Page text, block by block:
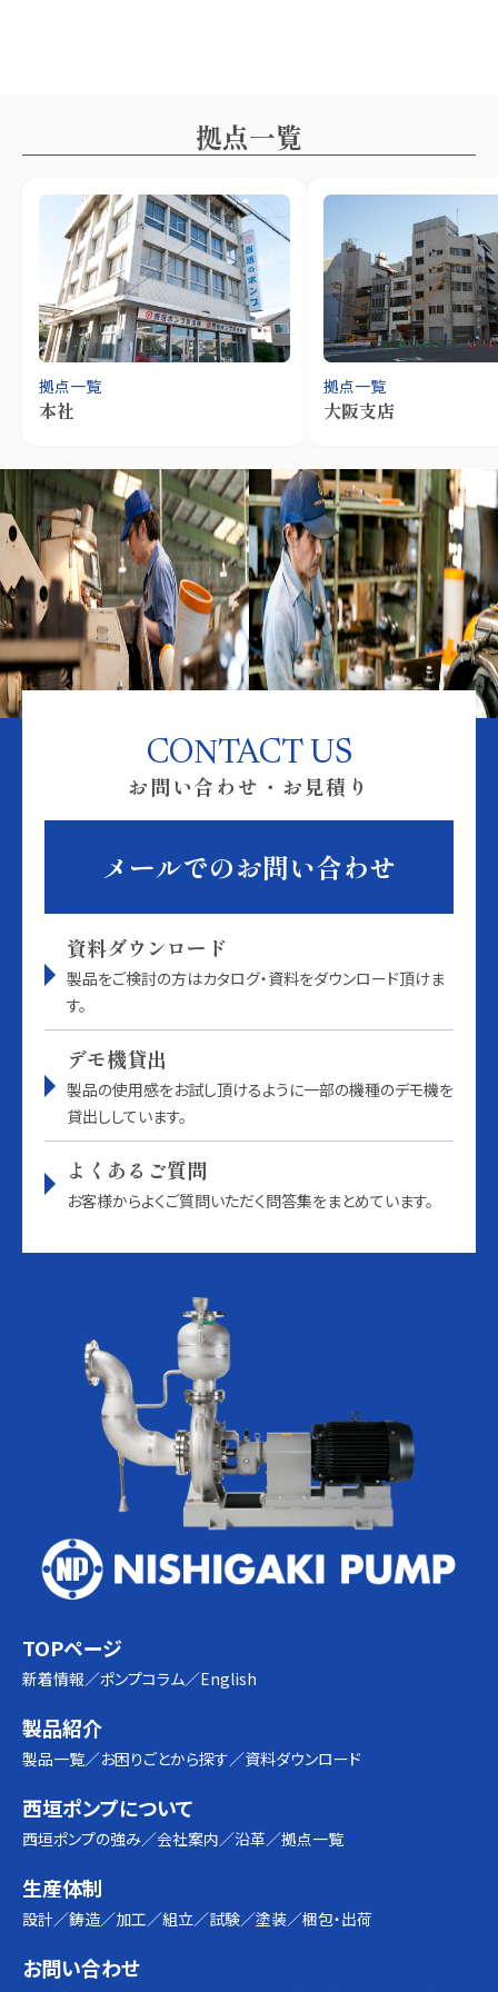
拠点一覧
拠点一覧
本社
拠点一覧
大阪支店
CONTACT US
お問い合わせ・お見積り
メールでのお問い合わせ
資料ダウンロード
製品をご検討の方はカタログ・資料をダウンロード頂けま
す。
デモ機貸出
製品の使用感をお試し頂けるように一部の機種のデモ機を
貸出ししています。
よくあるご質問
お客様からよくご質問いただく問答集をまとめています。
TOPページ
新着情報 ポンプコラム English
製品紹介
製品一覧 お困りごとから探す 資料ダウンロード
西垣ポンプについて
西垣ポンプの強み 会社案内 沿革 拠点一覧
生産体制
設計 鋳造 加工 組立 試験 塗装 梱包・出荷
お問い合わせ